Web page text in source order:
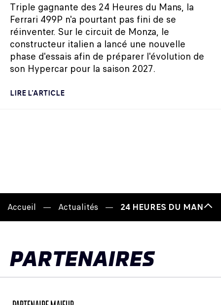
Triple gagnante des 24 Heures du Mans, la
Ferrari 499P n'a pourtant pas fini de se
réinventer. Sur le circuit de Monza, le
constructeur italien a lancé une nouvelle
phase d'essais afin de préparer l'évolution de
son Hypercar pour la saison 2027.
LIRE L'ARTICLE
Accueil Actualités 24 HEURES DU MANS x
de
PARTENAIRES